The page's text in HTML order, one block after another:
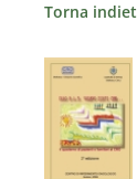
Torna
del